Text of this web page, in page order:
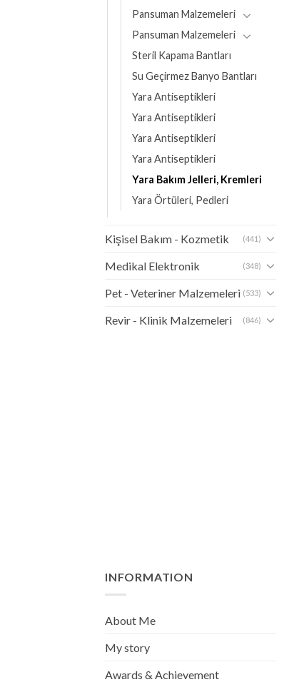
Pansuman Malzemeleri
Pansuman Malzemeleri
Steril Kapama Bantları
Su Geçirmez Banyo Bantları
Yara Antiseptikleri
Yara Antiseptikleri
Yara Antiseptikleri
Yara Antiseptikleri
Yara Bakım Jelleri, Kremleri
Yara Örtüleri, Pedleri
Kişisel Bakım - Kozmetik (441)
Medikal Elektronik (348)
Pet - Veteriner Malzemeleri (533)
Revir - Klinik Malzemeleri (846)
INFORMATION
About Me
My story
Awards & Achievement